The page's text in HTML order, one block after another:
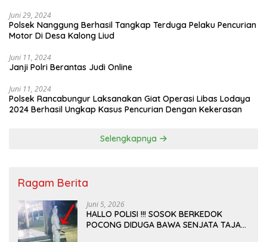
Juni 29, 2024
Polsek Nanggung Berhasil Tangkap Terduga Pelaku Pencurian
Motor Di Desa Kalong Liud
Juni 11, 2024
Janji Polri Berantas Judi Online
Juni 11, 2024
Polsek Rancabungur Laksanakan Giat Operasi Libas Lodaya
2024 Berhasil Ungkap Kasus Pencurian Dengan Kekerasan
Selengkapnya
Ragam Berita
Juni 5, 2026
HALLO POLISI !!! SOSOK BERKEDOK
POCONG DIDUGA BAWA SENJATA TAJAM